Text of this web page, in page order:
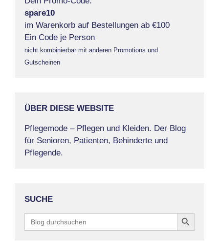
spare10
im Warenkorb auf Bestellungen ab €100
Ein Code je Person
nicht kombinierbar mit anderen Promotions und
Gutscheinen
ÜBER DIESE WEBSITE
Pflegemode – Pflegen und Kleiden. Der Blog
für Senioren, Patienten, Behinderte und
Pflegende.
SUCHE
Search
for:
Search Button